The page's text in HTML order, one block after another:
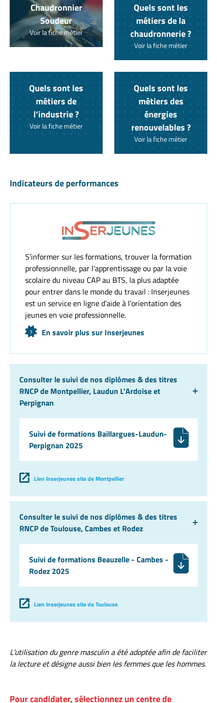
Chaudronnier
Soudeur
Voir la fiche métier
Quels sont les
métiers de la
chaudronnerie ?
Voir la fiche métier
Quels sont les
métiers de
l’industrie ?
Voir la fiche métier
Quels sont les
métiers des
énergies
renouvelables ?
Voir la fiche métier
Indicateurs de performances
S’informer sur les formations, trouver la formation
professionnelle, par l’apprentissage ou par la voie
scolaire du niveau CAP au BTS, la plus adaptée
pour entrer dans le monde du travail : Inserjeunes
est un service en ligne d’aide à l’orientation des
jeunes en voie professionnelle.
En savoir plus sur Inserjeunes
Consulter le suivi de nos diplômes & des titres
RNCP de Montpellier, Laudun L'Ardoise et
Perpignan
Suivi de formations Baillargues-Laudun-
Perpignan 2025
Lien Inserjeunes site de Montpellier
Consulter le suivi de nos diplômes & des titres
RNCP de Toulouse, Cambes et Rodez
Suivi de formations Beauzelle - Cambes -
Rodez 2025
Lien Inserjeunes site de Toulouse
L’utilisation du genre masculin a été adoptée afin de faciliter
la lecture et désigne aussi bien les femmes que les hommes.
Pour candidater, sélectionnez un centre de